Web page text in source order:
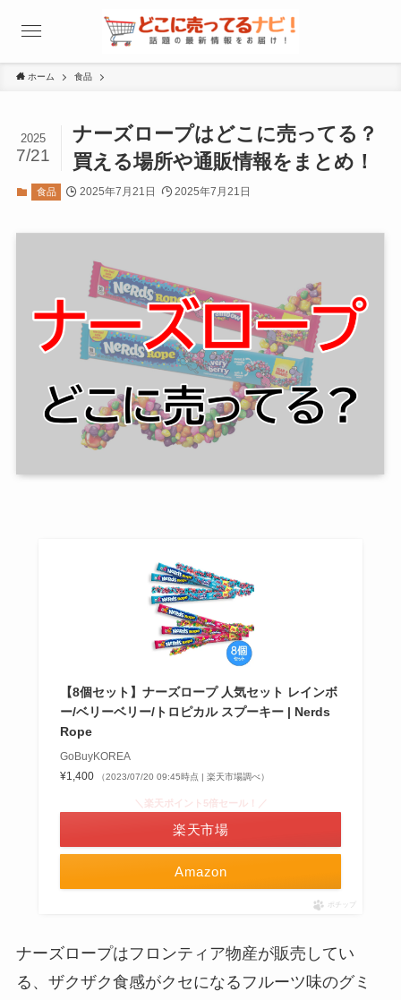
ホーム 食品
ナーズロープはどこに売ってる？
買える場所や通販情報をまとめ！
2025
7/21
食品 2025年7月21日 2025年7月21日
【8個セット】ナーズロープ 人気セット レインボ
ー/ベリーベリー/トロピカル スプーキー | Nerds
Rope
GoBuyKOREA
¥1,400
（2023/07/20 09:45時点 | 楽天市場調べ）
Amazon
＼楽天ポイント5倍セール！／
楽天市場
ポチップ
ナーズロープはフロンティア物産が販売してい
る、ザクザク食感がクセになるフルーツ味のグミ